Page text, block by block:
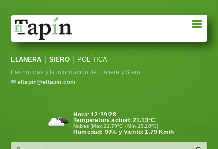
Sociedad
Política
Cultura
☰
LLANERA SIERO POLÍTICA
Las noticias y la información de Llanera y Siero
✉ eltapin@eltapin.com
Hora:12:39:28
Temperatura actual: 21.13°C
Nubes (Max.21.79ºC - Min.19.18ºC)
Humedad: 90% y Viento: 1.79 Km/h